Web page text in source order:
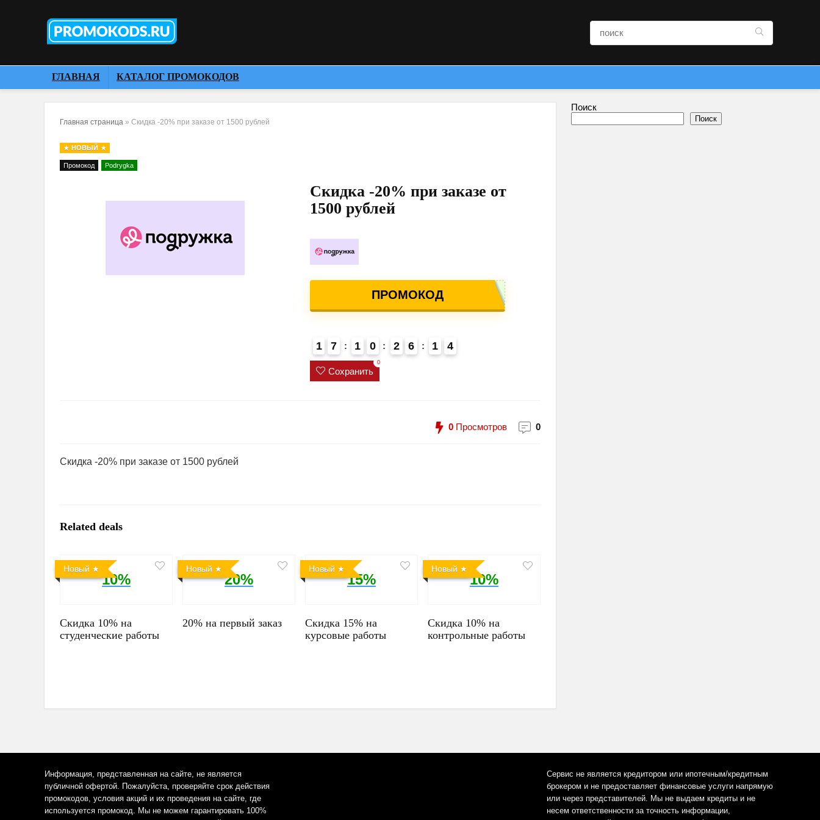
ГЛАВНАЯ КАТАЛОГ ПРОМОКОДОВ
Главная страница » Скидка -20% при заказе от 1500 рублей
НОВЫЙ
Промокод Podrygka
Скидка -20% при заказе от
1500 рублей
ПРОМОКОД
1
4
7 1 0 2 6 1
3
4
Сохранить
0
0 Просмотров 0
Скидка -20% при заказе от 1500 рублей
Related deals
Новый
10%
Скидка 10% на
студенческие работы
Новый
20%
20% на первый заказ
Новый
15%
Скидка 15% на
курсовые работы
Новый
10%
Скидка 10% на
контрольные работы
Поиск
Поиск
Информация, представленная на сайте, не является
публичной офертой. Пожалуйста, проверяйте срок действия
промокодов, условия акций и их проведения на сайте, где
используется промокод. Мы не можем гарантировать 100%
Сервис не является кредитором или ипотечным/кредитным
брокером и не предоставляет финансовые услуги напрямую
или через представителей. Мы не выдаем кредиты и не
несем ответственности за точность информации,